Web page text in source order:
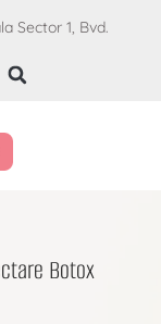
Sector 1, Bvd.
Botox